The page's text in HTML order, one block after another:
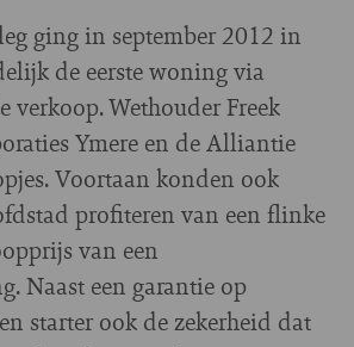
ging in september 2012 in
de eerste woning via
verkoop. Wethouder Freek
Ymere en de Alliantie
Voortaan konden ook
profiteren van een flinke
van een
Naast een garantie op
starter ook de zekerheid dat